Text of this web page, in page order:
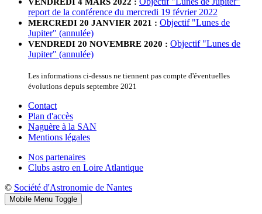
report de la conférence du mercredi 19 février 2022
MERCREDI 20 JANVIER 2021 : Objectif "Lunes de
Jupiter" (annulée)
VENDREDI 20 NOVEMBRE 2020 : Objectif "Lunes de
Jupiter" (annulée)
Les informations ci-dessus ne tiennent pas compte d'éventuelles
évolutions depuis septembre 2021
Contact
Plan d'accès
Naguère à la SAN
Mentions légales
Nos partenaires
Clubs astro en Loire Atlantique
© Société d'Astronomie de Nantes
Mobile Menu Toggle